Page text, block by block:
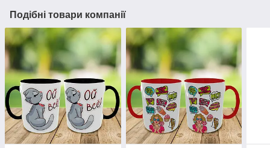
Подібні товари компанії